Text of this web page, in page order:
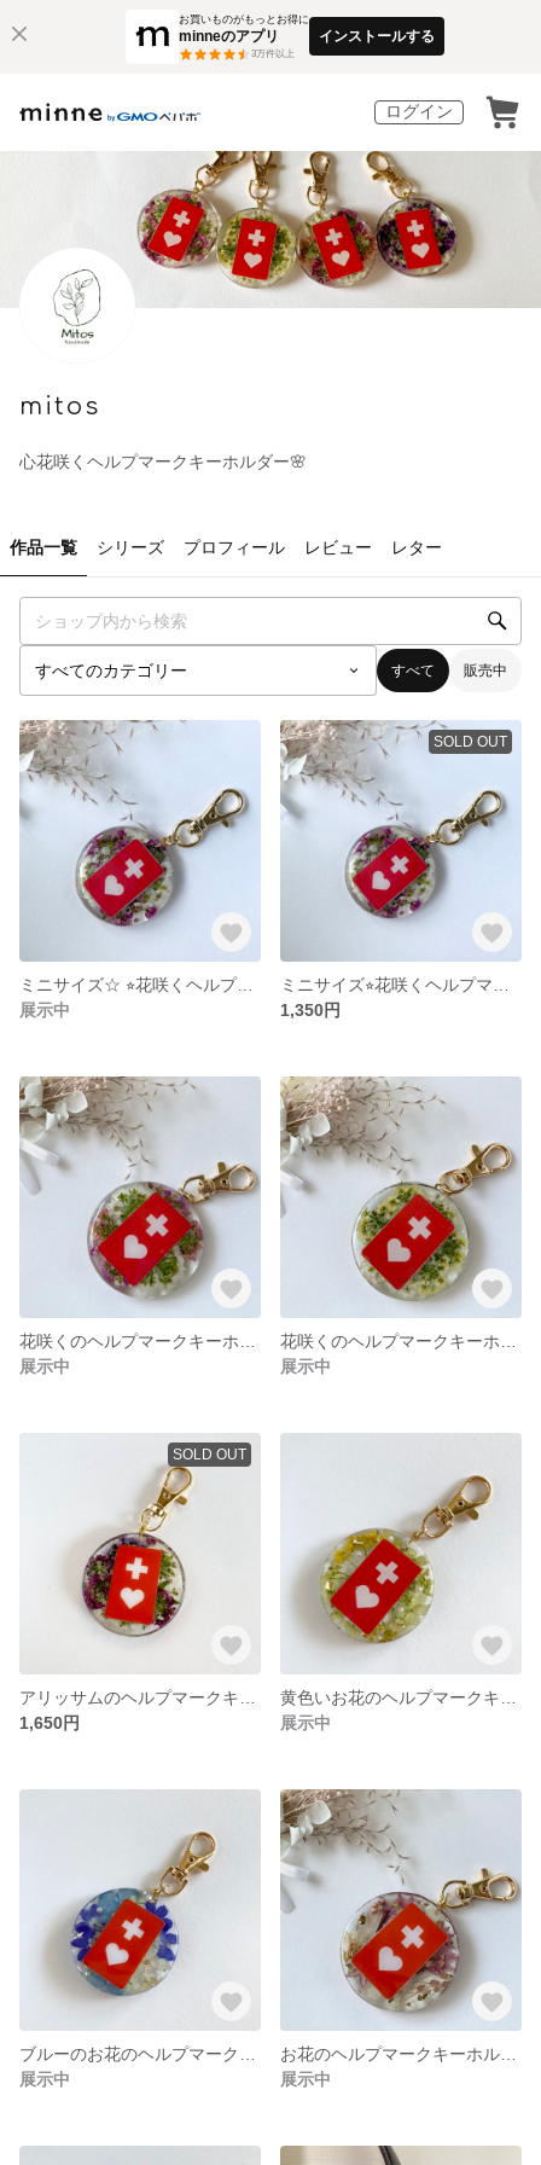
お買いものがもっとお得に
minneのアプリ
3万件以上
インストールする
ログイン
mitos
心花咲くヘルプマークキーホルダー🌸
作品一覧 シリーズ プロフィール レビュー レター
すべて 販売中
ミニサイズ☆ ⭐︎花咲くヘルプマークキーホルダー【受注生産】
展示中
SOLD OUT
1,350円
展示中
展示中
SOLD OUT
1,650円
展示中
展示中
展示中